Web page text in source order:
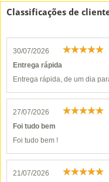
Classificações de
30/07/2026
Entrega rápida
Entrega rápida, de um dia
27/07/2026
Foi tudo bem
Foi tudo bem !
21/07/2026